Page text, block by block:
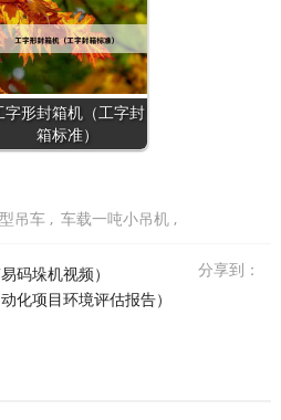
字形封箱机（工字封
箱标准）
吊车 , 车载一吨小吊机 ,
分享到：
码垛机视频）
化项目环境评估报告）